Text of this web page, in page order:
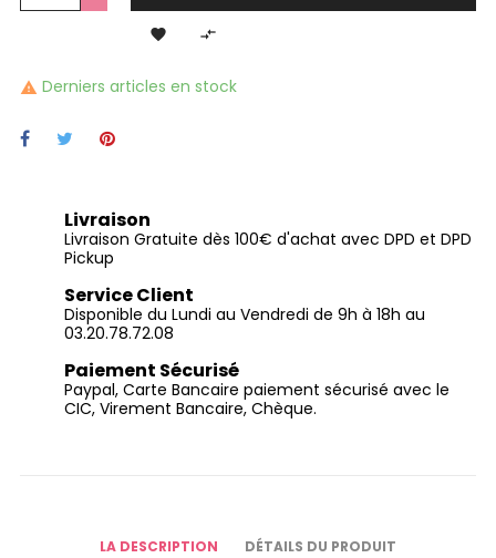
 
 Derniers articles en stock
Livraison
Livraison Gratuite dès 100€ d'achat avec DPD et DPD
Pickup
Service Client
Disponible du Lundi au Vendredi de 9h à 18h au
03.20.78.72.08
Paiement Sécurisé
Paypal, Carte Bancaire paiement sécurisé avec le
CIC, Virement Bancaire, Chèque.
LA DESCRIPTION DÉTAILS DU PRODUIT